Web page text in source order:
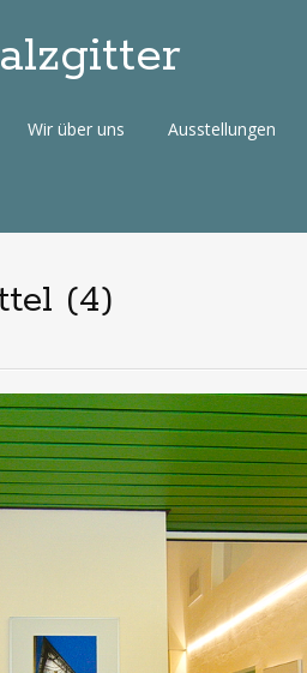
Wir über uns Ausstellungen
(4)